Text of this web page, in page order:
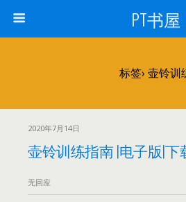
PT书屋
标签› 壶铃训
2020年7月14日
壶铃训练指南 |电子版|下
无回应